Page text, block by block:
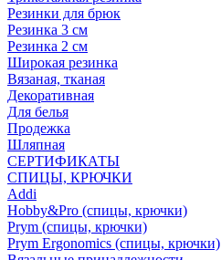
Резинки для брюк
Резинка 3 см
Резинка 2 см
Широкая резинка
Вязаная, тканая
Декоративная
Для белья
Продежка
Шляпная
СЕРТИФИКАТЫ
СПИЦЫ, КРЮЧКИ
Addi
Hobby&Pro (спицы, крючки)
Prym (спицы, крючки)
Prym Ergonomics (спицы, крючки)